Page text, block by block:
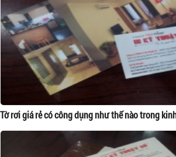
Tờ rơi giá rẻ có công dụng như thế nào trong